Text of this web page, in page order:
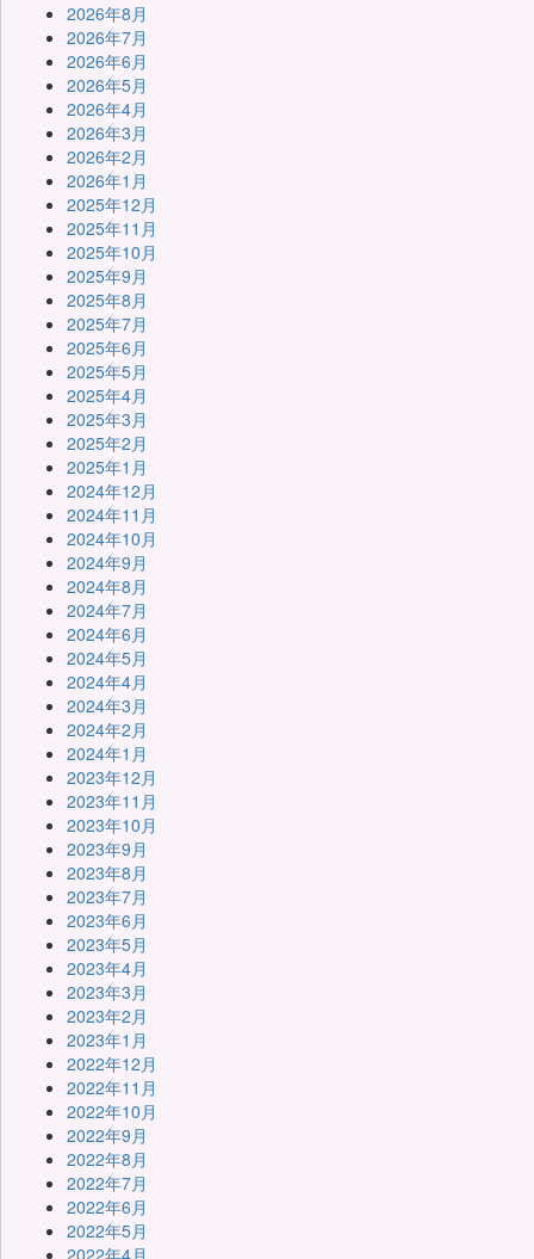
2026年8月
2026年7月
2026年6月
2026年5月
2026年4月
2026年3月
2026年2月
2026年1月
2025年12月
2025年11月
2025年10月
2025年9月
2025年8月
2025年7月
2025年6月
2025年5月
2025年4月
2025年3月
2025年2月
2025年1月
2024年12月
2024年11月
2024年10月
2024年9月
2024年8月
2024年7月
2024年6月
2024年5月
2024年4月
2024年3月
2024年2月
2024年1月
2023年12月
2023年11月
2023年10月
2023年9月
2023年8月
2023年7月
2023年6月
2023年5月
2023年4月
2023年3月
2023年2月
2023年1月
2022年12月
2022年11月
2022年10月
2022年9月
2022年8月
2022年7月
2022年6月
2022年5月